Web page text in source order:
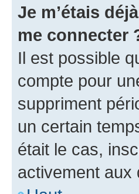
Je m’étais
me connecter
Il est possible
compte pour
suppriment
un certain
était le cas,
activement aux